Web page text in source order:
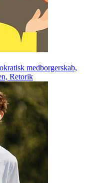
medborgerskab,
Retorik